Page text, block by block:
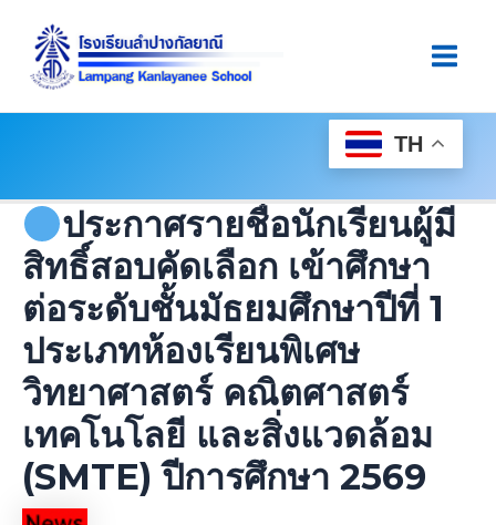
Content
TH
ประกาศรายชื่อนักเรียนผู้มี
สิทธิ์สอบคัดเลือก เข้าศึกษา
ต่อระดับชั้นมัธยมศึกษาปีที่ 1
ประเภทห้องเรียนพิเศษ
วิทยาศาสตร์ คณิตศาสตร์
เทคโนโลยี และสิ่งแวดล้อม
(SMTE) ปีการศึกษา 2569
Navigation